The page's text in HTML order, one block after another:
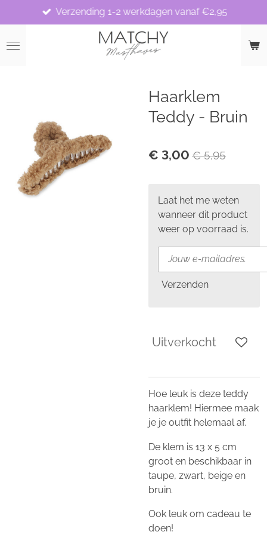
direct
naar
Verzending 1-2 werkdagen vanaf €2,95
Haarklem
Teddy - Bruin
€ 3,00 € 5,95
Laat het me weten
wanneer dit product
weer op voorraad is.
Verzenden
Uitverkocht
Hoe leuk is deze teddy
haarklem! Hiermee maak
je je outfit helemaal af.
De klem is 13 x 5 cm
groot en beschikbaar in
taupe, zwart, beige en
bruin.
Ook leuk om cadeau te
doen!